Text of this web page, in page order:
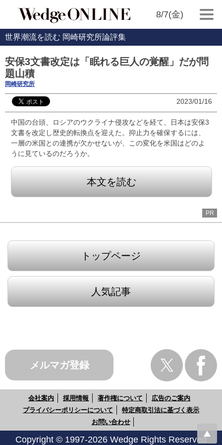
8/7(金)
世界潮流を読む 岡崎研究所論評集
安保3文書改定は「眠れる巨人の覚醒」だが問
題山積
岡崎研究所
2023/01/16
中国の台頭、ロシアのウクライナ侵攻などを経て、日本は安保3
文書を改定し歴史的転換点を迎えた。抑止力を確保するには、
一層の米国との連携が欠かせないが、この変化を米国はどのよ
うに見ているのだろうか。
本文を読む
PR
トップページ
人気記事
メルマガ登録
会社案内 採用情報 著作権について
広告のご案内
プライバシーポリシーについて
特定商取引法に基づく表示
お問い合わせ
Copyright © 1997-2026 Wedge Rights Reserved